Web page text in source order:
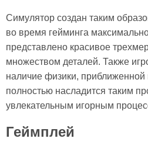
Симулятор создан таким
во время гейминга
представлено красивое
множеством деталей. Также
наличие физики,
полностью насладится таким
увлекательным игорным
Геймплей